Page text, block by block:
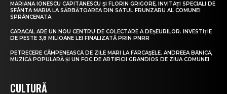
MARIANA IONESCU CĂPITĂNESCU ȘI FLORIN GRIGORE, INVITAȚI SPECIALI DE
SFÂNTA MARIA LA SĂRBĂTOAREA DIN SATUL FRUNZARU AL COMUNEI
SPRÂNCENATA
CARACAL ARE UN NOU CENTRU DE COLECTARE A DEȘEURILOR. INVESTIȚIE
DE PESTE 3,8 MILIOANE LEI FINALIZATĂ PRIN PNRR
PETRECERE CÂMPENEASCĂ DE ZILE MARI LA FĂRCAȘELE. ANDREEA BĂNICĂ,
MUZICĂ POPULARĂ ȘI UN FOC DE ARTIFICII GRANDIOS DE ZIUA COMUNEI
CULTURĂ